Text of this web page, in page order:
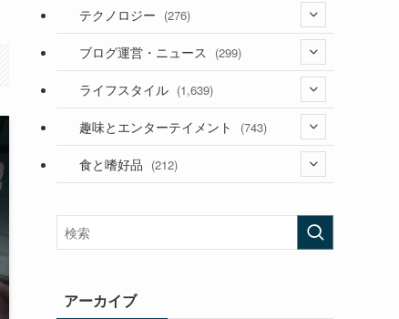
テクノロジー (276)
(36)
(187)
(53)
ブログ運営・ニュース (299)
(118)
(181)
ライフスタイル (1,639)
(394)
(282)
(33)
趣味とエンターテイメント (743)
(56)
(473)
食と嗜好品 (212)
アーカイブ